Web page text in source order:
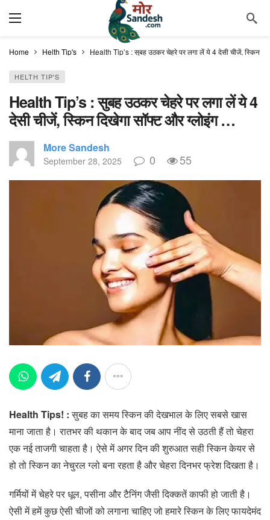
Home Helth Tip's Health Tip’s : सुबह उठकर चेहरे पर लगा लें ये 4 देसी चीजें, स्किन
HELTH TIP'S
Health Tip’s : सुबह उठकर चेहरे पर लगा लें ये 4
देसी चीजें, स्किन दिखेगा सॉफ्ट और ग्लोइंग …
More Sandesh
September 28, 2025 0 55
Health Tips! :सुबह का समय स्किन की देखभाल के लिए सबसे खास
माना जाता है। रातभर की थकान के बाद जब आप नींद से उठती हैं तो चेहरा
एक नई ताजगी चाहता है। ऐसे में अगर दिन की शुरुआत सही स्किन केयर से
हो तो स्किन का नेचुरल ग्लो बना रहता है और चेहरा दिनभर फ्रेश दिखता है।
गर्मियों में चेहरे पर धूल, पसीना और टैनिंग जैसी दिक्कतें काफी हो जाती है।
ऐसी में हमें कुछ ऐसी चीजों को लगाना चाहिए जो हमारे स्किन के लिए फायदेमंद